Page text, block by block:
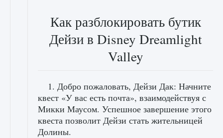
Как разблокировать бутик
Дейзи в Disney Dreamlight
Valley
1. Добро пожаловать, Дейзи Дак: Начните
квест «У вас есть почта», взаимодействуя с
Микки Маусом. Успешное завершение этого
квеста позволит Дейзи стать жительницей
Долины.